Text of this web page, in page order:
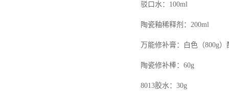
驳口水：100ml
陶瓷釉稀释剂：200ml
万能修补膏：白色（800g）
陶瓷修补棒：60g
8013胶水：30g